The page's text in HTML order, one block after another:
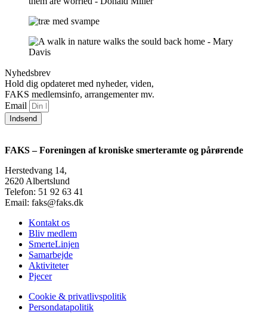
Nyhedsbrev
Hold dig opdateret med nyheder, viden,
FAKS medlemsinfo, arrangementer mv.
Email
Indsend
FAKS – Foreningen af kroniske smerteramte og pårørende
Herstedvang 14,
2620 Albertslund
Telefon: 51 92 63 41
Email: faks@faks.dk
Kontakt os
Bliv medlem
SmerteLinjen
Samarbejde
Aktiviteter
Pjecer
Cookie & privatlivspolitik
Persondatapolitik